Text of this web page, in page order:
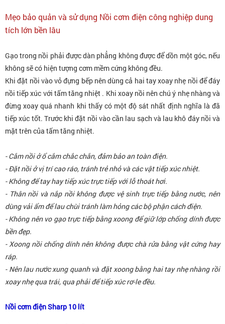
Mẹo bảo quản và sử dụng Nồi cơm điện công nghiệp dung
tích lớn bền lâu
Gạo trong nồi phải được dàn phẳng không được để dồn một góc, nếu
không sẽ có hiện tượng cơm mềm cứng không đều.
Khi đặt nồi vào vỏ đựng bếp nên dùng cả hai tay xoay nhẹ nồi để đáy
nồi tiếp xúc với tấm tăng nhiệt . Khi xoay nồi nên chú ý nhẹ nhàng và
đừng xoay quá nhanh khi thấy có một độ sát nhất định nghĩa là đã
tiếp xúc tốt. Trước khi đặt nồi vào cần lau sạch và lau khô đáy nồi và
mặt trên của tấm tăng nhiệt.
- Cắm nồi ở ổ cắm chắc chắn, đảm bảo an toàn điện.
- Đặt nồi ở vị trí cao ráo, tránh trẻ nhỏ và các vật tiếp xúc nhiệt.
- Không để tay hay tiếp xúc trực tiếp với lỗ thoát hơi.
- Thân nồi và nắp nồi không được vệ sinh trực tiếp bằng nước, nên
dùng vải ẩm để lau chùi tránh làm hỏng các bộ phận cách điện.
- Không nên vo gạo trực tiếp bằng xoong để giữ lớp chống dính được
bền đẹp.
- Xoong nồi chống dính nên không được chà rửa bằng vật cứng hay
ráp.
- Nên lau nước xung quanh và đặt xoong bằng hai tay nhẹ nhàng rồi
xoay nhẹ qua trái, qua phải để tiếp xúc rơ-le đều.
Nồi cơm điện Sharp 10 lít